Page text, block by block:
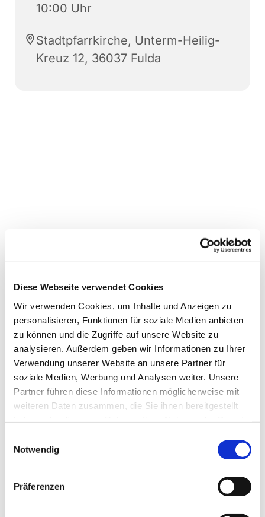
Diese Webseite verwendet Cookies
Wir verwenden Cookies, um Inhalte und Anzeigen zu
personalisieren, Funktionen für soziale Medien anbieten
zu können und die Zugriffe auf unsere Website zu
analysieren. Außerdem geben wir Informationen zu Ihrer
Verwendung unserer Website an unsere Partner für
soziale Medien, Werbung und Analysen weiter. Unsere
Partner führen diese Informationen möglicherweise mit
weiteren Daten zusammen, die Sie ihnen bereitgestellt
Notwendig
Präferenzen
10:00 Uhr
Stadtpfarrkirche, Unterm-Heilig-
Kreuz 12, 36037 Fulda
Dies könnte Sie auch
interessieren